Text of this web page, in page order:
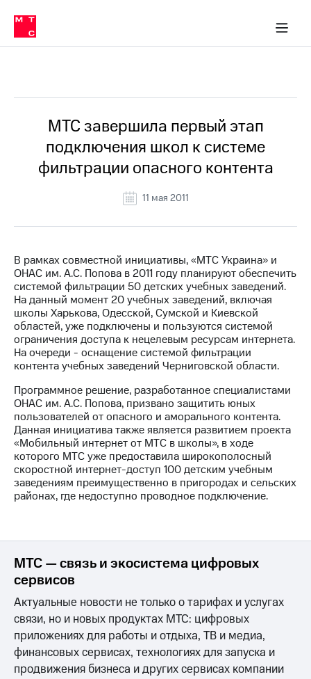
Медиа-центр
и акционерам
Устойчивое развитие
Комплаенс и деловая этика
компании
Карьера
История
компании
Руководство
информация
Контакты
Медиа-центр
Пресс-
релизы
МТС
о технологиях
Достижения
Интервью
Финансовая
отчетность
Контакты
Пригласить
управление
Корпоративный
секретарь
Раскрытие
информации
Информация
акционерам
Документы
в МТС
Пресс-
релизы
МТС
о технологиях
МТС завершила первый этап
подключения школ к системе
фильтрации опасного контента
11 мая 2011
В рамках совместной инициативы, «МТС Украина» и
ОНАС им. А.С. Попова в 2011 году планируют обеспечить
системой фильтрации 50 детских учебных заведений.
На данный момент 20 учебных заведений, включая
школы Харькова, Одесской, Сумской и Киевской
областей, уже подключены и пользуются системой
ограничения доступа к нецелевым ресурсам интернета.
На очереди - оснащение системой фильтрации
контента учебных заведений Черниговской области.
Программное решение, разработанное специалистами
ОНАС им. А.С. Попова, призвано защитить юных
пользователей от опасного и аморального контента.
Данная инициатива также является развитием проекта
«Мобильный интернет от МТС в школы», в ходе
которого МТС уже предоставила широкополосный
скоростной интернет-доступ 100 детским учебным
заведениям преимущественно в пригородах и сельских
районах, где недоступно проводное подключение.
МТС — связь и экосистема цифровых
сервисов
Актуальные новости не только о тарифах и услугах
связи, но и новых продуктах МТС: цифровых
приложениях для работы и отдыха, ТВ и медиа,
финансовых сервисах, технологиях для запуска и
продвижения бизнеса и других сервисах компании